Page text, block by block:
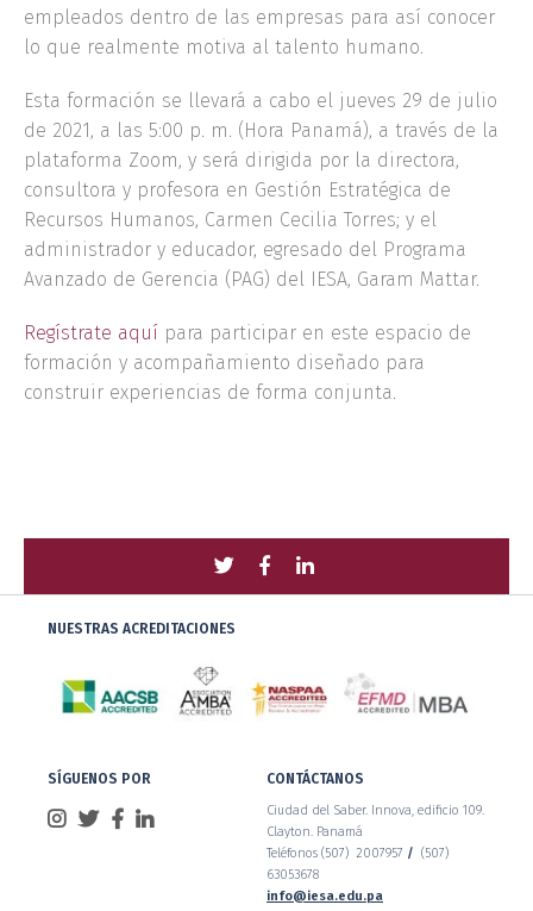
empleados dentro de las empresas para así conocer
lo que realmente motiva al talento humano.
Esta formación se llevará a cabo el jueves 29 de julio
de 2021, a las 5:00 p. m. (Hora Panamá), a través de la
plataforma Zoom, y será dirigida por la directora,
consultora y profesora en Gestión Estratégica de
Recursos Humanos, Carmen Cecilia Torres; y el
administrador y educador, egresado del Programa
Avanzado de Gerencia (PAG) del IESA, Garam Mattar.
Regístrate aquí para participar en este espacio de
formación y acompañamiento diseñado para
construir experiencias de forma conjunta.
Compartir
con
Twitter
Compartir
con
Compartir
con
NUESTRAS ACREDITACIONES
SÍGUENOS POR CONTÁCTANOS
Ciudad del Saber. Innova, edificio 109.
Clayton. Panamá
Teléfonos (507) 2007957 / (507)
63053678
info@iesa.edu.pa